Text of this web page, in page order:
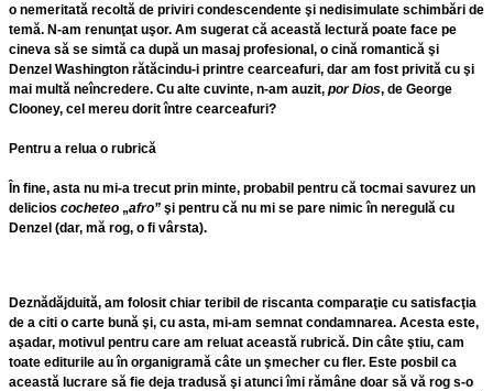
o nemeritată recoltă de priviri condescendente şi nedisimulate schimbări de
temă. N-am renunţat uşor. Am sugerat că această lectură poate face pe
cineva să se simtă ca după un masaj profesional, o cină romantică şi
Denzel Washington rătăcindu-i printre cearceafuri, dar am fost privită cu şi
mai multă neîncredere. Cu alte cuvinte, n-am auzit, por Dios, de George
Clooney, cel mereu dorit între cearceafuri?
Pentru a relua o rubrică
În fine, asta nu mi-a trecut prin minte, probabil pentru că tocmai savurez un
delicios cocheteo „afro” şi pentru că nu mi se pare nimic în neregulă cu
Denzel (dar, mă rog, o fi vârsta).
Deznădăjduită, am folosit chiar teribil de riscanta comparaţie cu satisfacţia
de a citi o carte bună şi, cu asta, mi-am semnat condamnarea. Acesta este,
aşadar, motivul pentru care am reluat această rubrică. Din câte ştiu, cam
toate editurile au în organigramă câte un şmecher cu fler. Este posbil ca
această lucrare să fie deja tradusă şi atunci îmi rămâne doar să vă rog s-o